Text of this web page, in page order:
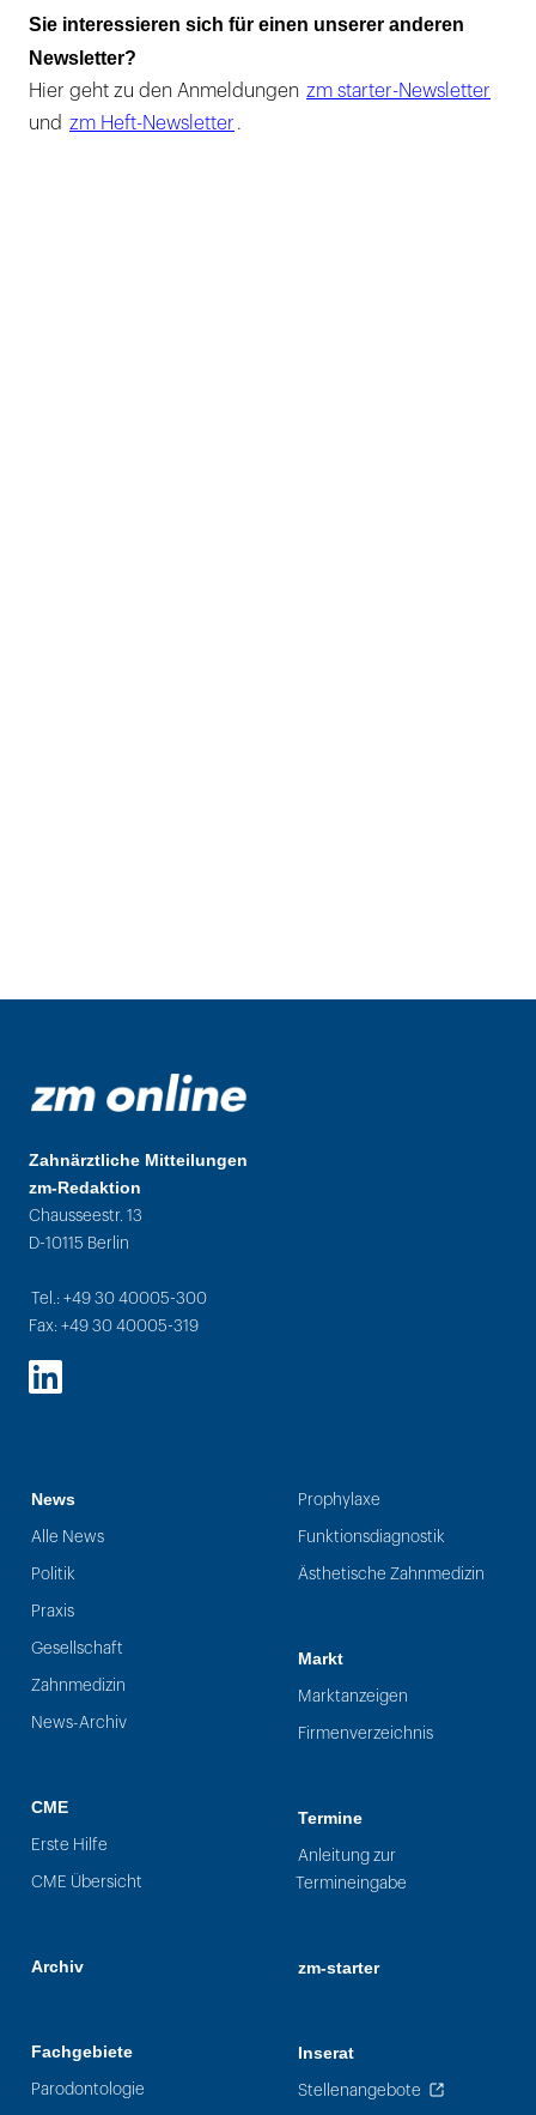
Sie interessieren sich für einen unserer anderen
Newsletter?
Hier geht zu den Anmeldungen zm starter-Newsletter
und zm Heft-Newsletter .
Zahnärztliche Mitteilungen
zm-Redaktion
Chausseestr. 13
D-10115 Berlin
Tel.: +49 30 40005-300
Fax: +49 30 40005-319
LinkedIn
News
Alle News
Politik
Praxis
Gesellschaft
Zahnmedizin
News-Archiv
CME
Erste Hilfe
CME Übersicht
Archiv
Fachgebiete
Parodontologie
Prophylaxe
Funktionsdiagnostik
Ästhetische Zahnmedizin
Markt
Marktanzeigen
Firmenverzeichnis
Termine
Anleitung zur
Termineingabe
zm-starter
Inserat
Stellenangebote